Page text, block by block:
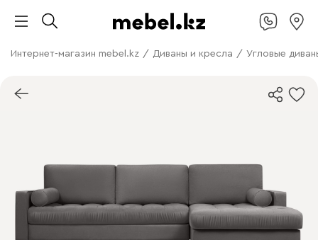
Интернет-магазин mebel.kz / Диваны и кресла / Угловые